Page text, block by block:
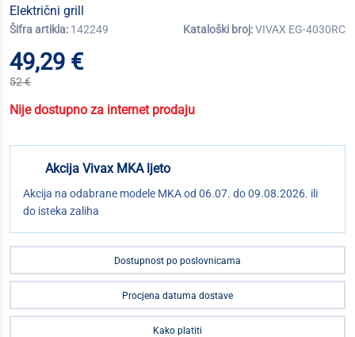
Električni grill
Šifra artikla: 142249 Kataloški broj:VIVAX EG-4030RC
49,29 €
52 €
Nije dostupno za internet prodaju
Akcija Vivax MKA ljeto
Akcija na odabrane modele MKA od 06.07. do 09.08.2026. ili
do isteka zaliha
Dostupnost po poslovnicama
Procjena datuma dostave
Kako platiti